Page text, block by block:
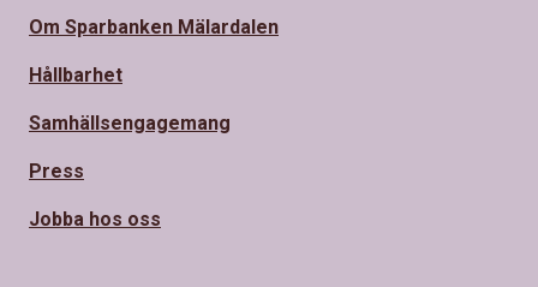
Om Sparbanken Mälardalen
Hållbarhet
Samhällsengagemang
Press
Jobba hos oss